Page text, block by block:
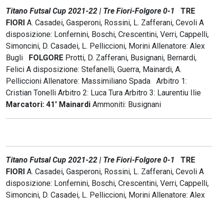
Titano Futsal Cup 2021-22 | Tre Fiori-Folgore 0-1
TRE
FIORI A. Casadei, Gasperoni, Rossini, L. Zafferani, Cevoli A
disposizione: Lonfernini, Boschi, Crescentini, Verri, Cappelli,
Simoncini, D. Casadei, L. Pelliccioni, Morini Allenatore: Alex
Bugli FOLGORE Protti, D. Zafferani, Busignani, Bernardi,
Felici A disposizione: Stefanelli, Guerra, Mainardi, A.
Pelliccioni Allenatore: Massimiliano Spada Arbitro 1:
Cristian Tonelli Arbitro 2: Luca Tura Arbitro 3: Laurentiu Ilie
Marcatori: 41' Mainardi Ammoniti: Busignani
Titano Futsal Cup 2021-22 | Tre Fiori-Folgore 0-1
TRE
FIORI A. Casadei, Gasperoni, Rossini, L. Zafferani, Cevoli A
disposizione: Lonfernini, Boschi, Crescentini, Verri, Cappelli,
Simoncini, D. Casadei, L. Pelliccioni, Morini Allenatore: Alex